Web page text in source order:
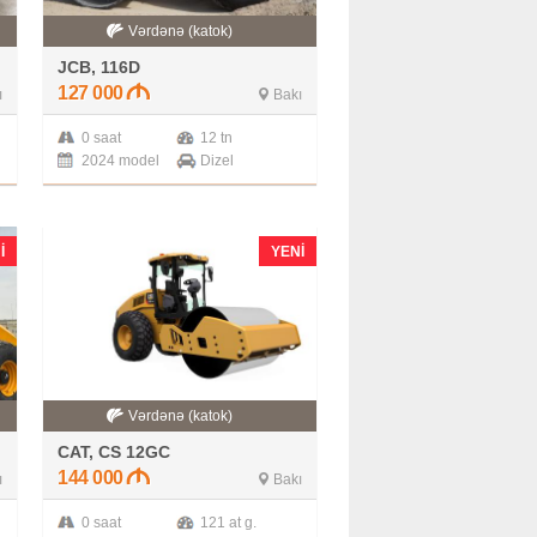
Vərdənə (katok)
JCB, 116D
127 000 Bakı
0 saat
12 tn
2024 model
Dizel
YENI
Vərdənə (katok)
CAT, CS 12GC
144 000 Bakı
0 saat 121 at g.